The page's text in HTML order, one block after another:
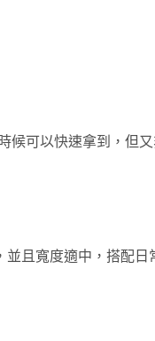
候可以快速拿到，但又
且寬度適中，搭配